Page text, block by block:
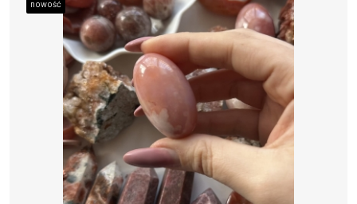
nowość